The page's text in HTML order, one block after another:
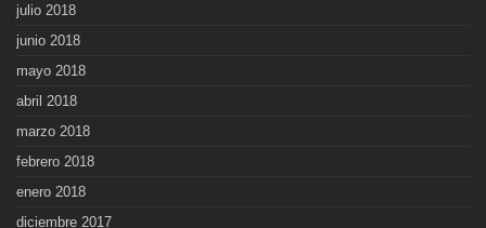
julio 2018
junio 2018
mayo 2018
abril 2018
marzo 2018
febrero 2018
enero 2018
diciembre 2017